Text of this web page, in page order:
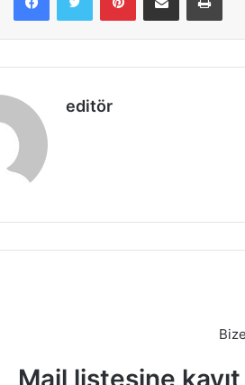
editör
Mail listesine